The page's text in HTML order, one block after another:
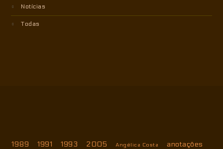
Notícias
Todas
1989 1991 1993 2005 Angélica Costa anotações